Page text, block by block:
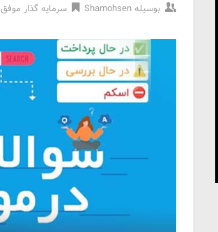
بوسیلهShamohsen سرمایه گذار موفق